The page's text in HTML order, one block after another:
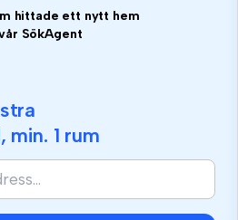
hittade ett nytt hem
SökAgent
min. 1 rum